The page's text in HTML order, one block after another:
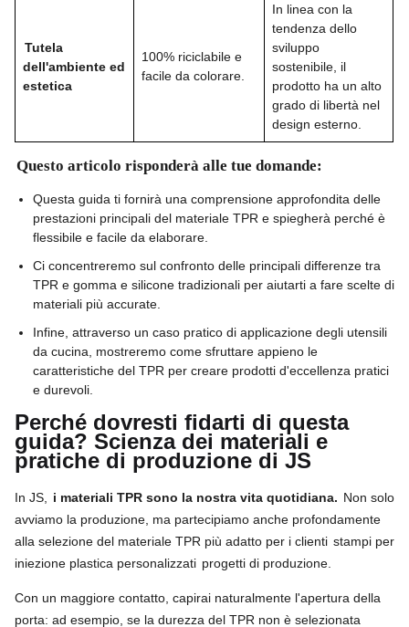
Tutela
dell'ambiente ed
estetica
100% riciclabile e
facile da colorare.
In linea con la
tendenza dello
sviluppo
sostenibile, il
prodotto ha un alto
grado di libertà nel
design esterno.
Questo articolo risponderà alle tue domande:
Questa guida ti fornirà una comprensione approfondita delle
prestazioni principali del materiale TPR e spiegherà perché è
flessibile e facile da elaborare.
Ci concentreremo sul confronto delle principali differenze tra
TPR e gomma e silicone tradizionali per aiutarti a fare scelte di
materiali più accurate.
Infine, attraverso un caso pratico di applicazione degli utensili
da cucina, mostreremo come sfruttare appieno le
caratteristiche del TPR per creare prodotti d'eccellenza pratici
e durevoli.
Perché dovresti fidarti di questa
guida? Scienza dei materiali e
pratiche di produzione di JS
In JS, i materiali TPR sono la nostra vita quotidiana. Non solo
avviamo la produzione, ma partecipiamo anche profondamente
alla selezione del materiale TPR più adatto per i clienti stampi per
iniezione plastica personalizzati progetti di produzione.
Con un maggiore contatto, capirai naturalmente l'apertura della
porta: ad esempio, se la durezza del TPR non è selezionata